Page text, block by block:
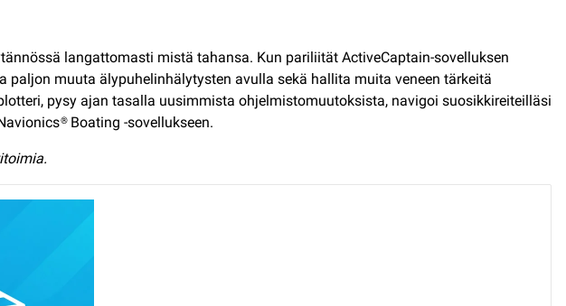
langattomasti mistä tahansa. Kun pariliität ActiveCaptain-sovelluksen
paljon muuta älypuhelinhälytysten avulla sekä hallita muita veneen tärkeitä
pysy ajan tasalla uusimmista ohjelmistomuutoksista, navigoi suosikkireiteilläsi
Boating -sovellukseen.